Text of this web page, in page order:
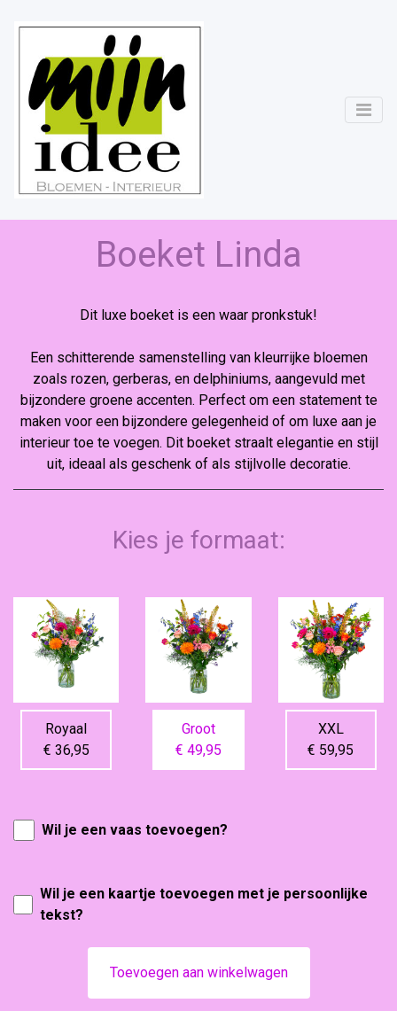
Boeket Linda
Dit luxe boeket is een waar pronkstuk!
Een schitterende samenstelling van kleurrijke bloemen
zoals rozen, gerberas, en delphiniums, aangevuld met
bijzondere groene accenten. Perfect om een statement te
maken voor een bijzondere gelegenheid of om luxe aan je
interieur toe te voegen. Dit boeket straalt elegantie en stijl
uit, ideaal als geschenk of als stijlvolle decoratie.
Kies je formaat:
Royaal
€ 36,95
Groot
€ 49,95
XXL
€ 59,95
Wil je een vaas toevoegen?
Wil je een kaartje toevoegen met je persoonlijke
tekst?
Toevoegen aan winkelwagen